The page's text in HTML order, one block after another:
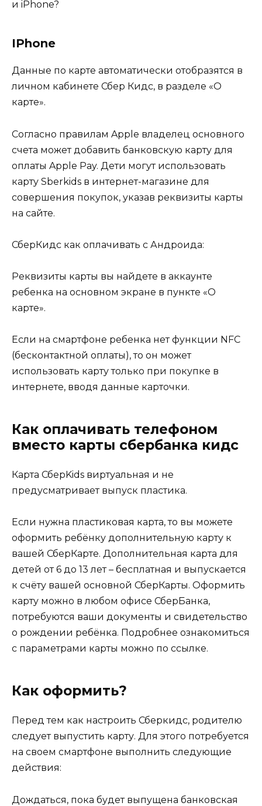
IPhone
Данные по карте автоматически отобразятся в
личном кабинете Сбер Кидс, в разделе «О
карте».
Согласно правилам Apple владелец основного
счета может добавить банковскую карту для
оплаты Apple Pay. Дети могут использовать
карту Sberkids в интернет-магазине для
совершения покупок, указав реквизиты карты
на сайте.
СберКидс как оплачивать с Андроида:
Реквизиты карты вы найдете в аккаунте
ребенка на основном экране в пункте «О
карте».
Если на смартфоне ребенка нет функции NFC
(бесконтактной оплаты), то он может
использовать карту только при покупке в
интернете, вводя данные карточки.
Как оплачивать телефоном
вместо карты сбербанка кидс
Карта СберKids виртуальная и не
предусматривает выпуск пластика.
Если нужна пластиковая карта, то вы можете
оформить ребёнку дополнительную карту к
вашей СберКарте. Дополнительная карта для
детей от 6 до 13 лет – бесплатная и выпускается
к счёту вашей основной СберКарты. Оформить
карту можно в любом офисе СберБанка,
потребуются ваши документы и свидетельство
о рождении ребёнка. Подробнее ознакомиться
с параметрами карты можно по ссылке.
Как оформить?
Перед тем как настроить Сберкидс, родителю
следует выпустить карту. Для этого потребуется
на своем смартфоне выполнить следующие
действия:
Дождаться, пока будет выпущена банковская